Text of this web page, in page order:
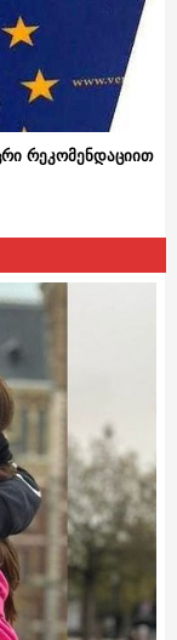
რეკომენდაციით